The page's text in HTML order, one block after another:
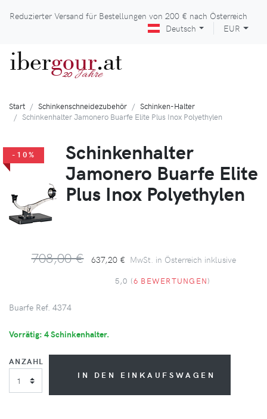
Reduzierter Versand für Bestellungen von 200 € nach Österreich
Deutsch
EUR
ibergour
20 Jahre.at
Start Schinkenschneidezubehör
Schinken-Halter
Schinkenhalter Jamonero Buarfe Elite Plus Inox Polyethylen
-10% Schinkenhalter
Jamonero Buarfe Elite
Plus Inox Polyethylen
708,00 € 637,20 € MwSt. in Österreich inklusive
5,0 (6 BEWERTUNGEN)
Buarfe Ref. 4374
Vorrätig: 4 Schinkenhalter.
ANZAHL
IN DEN EINKAUFSWAGEN